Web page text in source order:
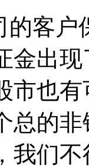
的客户
金出
市也
总的
我们